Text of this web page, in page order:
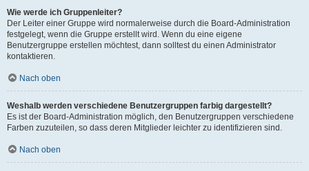
Wie werde ich Gruppenleiter?
Der Leiter einer Gruppe wird normalerweise durch die Board-Administration
festgelegt, wenn die Gruppe erstellt wird. Wenn du eine eigene
Benutzergruppe erstellen möchtest, dann solltest du einen Administrator
kontaktieren.
Nach oben
Weshalb werden verschiedene Benutzergruppen farbig dargestellt?
Es ist der Board-Administration möglich, den Benutzergruppen verschiedene
Farben zuzuteilen, so dass deren Mitglieder leichter zu identifizieren sind.
Nach oben